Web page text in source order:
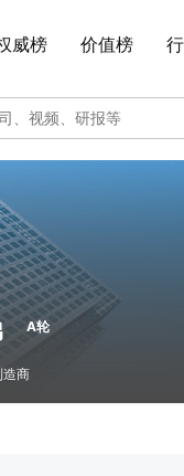
威榜 价值榜
A轮
造商